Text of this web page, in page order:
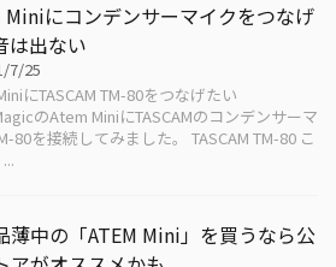
にコンデンサーマイクをつなげ
は出ない
7/25
にTASCAM TM-80をつなげたい
のAtem MiniにTASCAMのコンデンサーマ
80を接続してみました。 TASCAM TM-80 こ
薄中の「ATEM Mini」を買うなら公